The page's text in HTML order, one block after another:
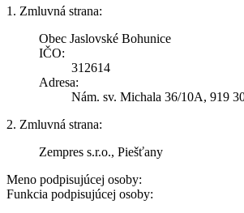
1. Zmluvná strana:
Obec Jaslovské Bohunice
IČO:
312614
Adresa:
Nám. sv. Michala 36/10A, 919
2. Zmluvná strana:
Zempres s.r.o., Piešťany
Meno podpisujúcej osoby:
Funkcia podpisujúcej osoby: